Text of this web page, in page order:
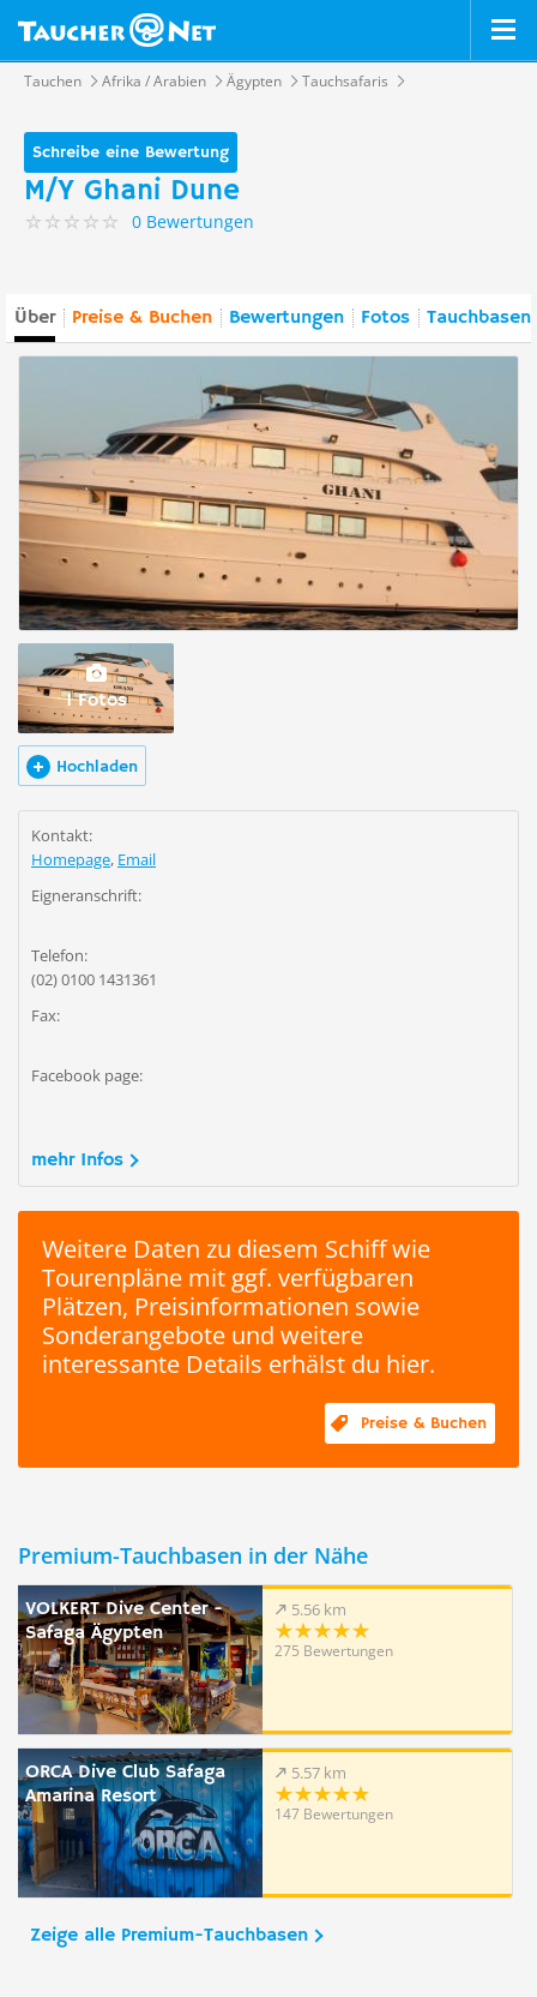
Tauchen Afrika / Arabien Ägypten Tauchsafaris
Schreibe eine Bewertung
M/Y Ghani Dune
0 Bewertungen
Über Preise & Buchen Bewertungen Fotos
1 Fotos
Hochladen
Kontakt:
Homepage, Email
Eigneranschrift:
Telefon:
(02) 0100 1431361
Fax:
Facebook page:
mehr Infos
Weitere Daten zu diesem Schiff wie
Tourenpläne mit ggf. verfügbaren
Plätzen, Preisinformationen sowie
Sonderangebote und weitere
interessante Details erhälst du hier.
Preise & Buchen
Premium-Tauchbasen in der Nähe
VOLKERT Dive Center -
Safaga Ägypten
5.56 km
275 Bewertungen
ORCA Dive Club Safaga
Amarina Resort
5.57 km
147 Bewertungen
Zeige alle Premium-Tauchbasen